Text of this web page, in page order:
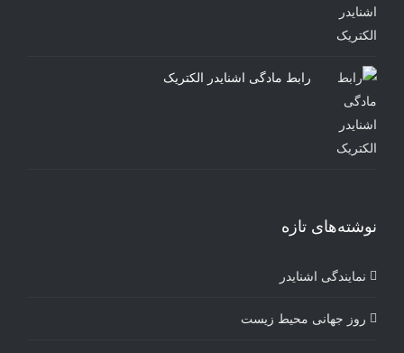
رابط مادگی اشنایدر الکتریک
نوشته‌های تازه
نمایندگی اشنایدر
روز جهانی محیط زیست